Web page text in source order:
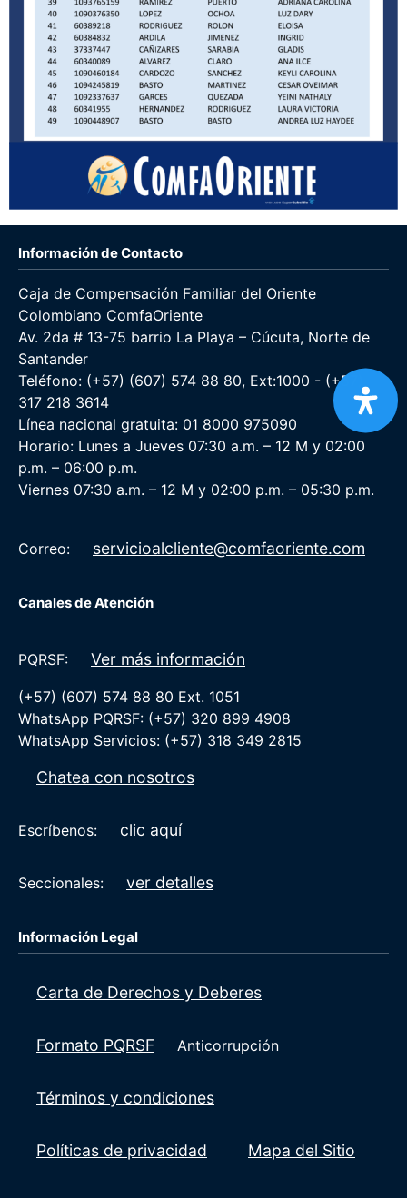
Información de Contacto
Caja de Compensación Familiar del Oriente
Colombiano ComfaOriente
Av. 2da # 13-75 barrio La Playa – Cúcuta, Norte de
Santander
Teléfono: (+57) (607) 574 88 80, Ext:1000 - (+57)
317 218 3614
Línea nacional gratuita: 01 8000 975090
Horario: Lunes a Jueves 07:30 a.m. – 12 M y 02:00
p.m. – 06:00 p.m.
Viernes 07:30 a.m. – 12 M y 02:00 p.m. – 05:30 p.m.
Correo: servicioalcliente@comfaoriente.com
Canales de Atención
PQRSF: Ver más información
(+57) (607) 574 88 80 Ext. 1051
WhatsApp PQRSF: (+57) 320 899 4908
WhatsApp Servicios: (+57) 318 349 2815
Chatea con nosotros
Escríbenos: clic aquí
Seccionales: ver detalles
Información Legal
Carta de Derechos y Deberes
Formato PQRSF Anticorrupción
Términos y condiciones
Políticas de privacidad Mapa del Sitio